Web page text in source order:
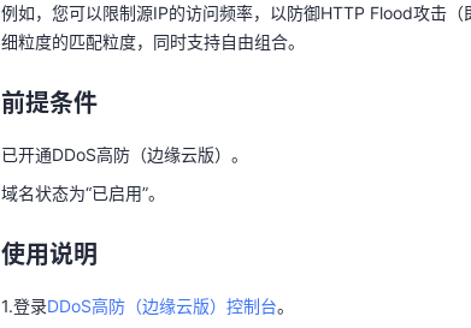
免费活动
多款云产品免费试用，快来开启云上之旅
前提条件
域名状态为“已启用”。
使用说明
2.进入【业务接入】-【域名接入】页面。
3.选择需要配置的域名，在操作栏点击【防护配置】按钮，进
例如，您可以限制源IP的访问频率，以防御HTTP Flood攻击
细粒度的匹配粒度，同时支持自由组合。
前提条件
已开通DDoS高防（边缘云版）。
域名状态为“已启用”。
使用说明
1.登录DDoS高防（边缘云版）控制台。